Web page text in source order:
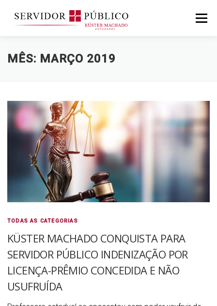
para
Menu
MÊS: MARÇO 2019
TODAS AS CATEGORIAS
KÜSTER MACHADO CONQUISTA PARA
SERVIDOR PÚBLICO INDENIZAÇÃO POR
LICENÇA-PRÊMIO CONCEDIDA E NÃO
USUFRUÍDA